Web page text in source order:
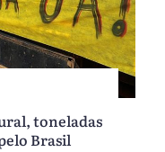
toneladas
Brasil